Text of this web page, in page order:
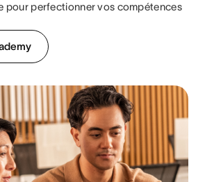
pour perfectionner vos compétences